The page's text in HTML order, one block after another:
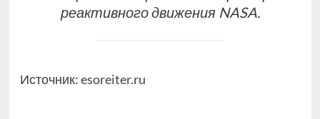
реактивного движения NASA.
Источник:esoreiter.ru